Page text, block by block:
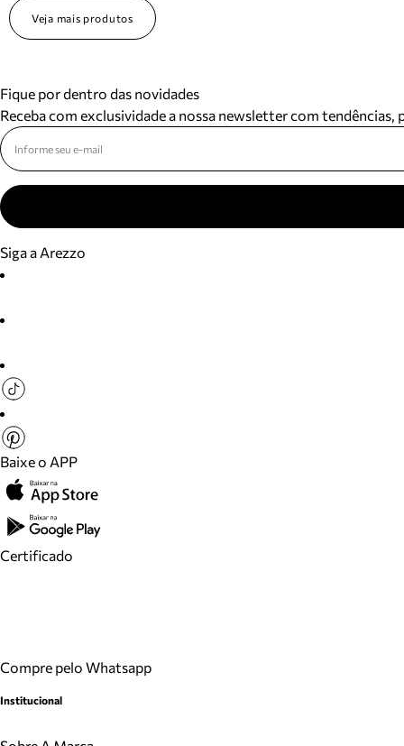
Veja mais produtos
Fique por dentro das novidades
Receba com exclusividade a nossa newsletter com tendências,
Siga a Arezzo
Baixe o APP
Certificado
Compre pelo Whatsapp
Institucional